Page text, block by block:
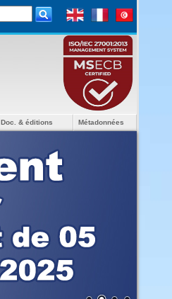
Doc. & éditions Métadonnées